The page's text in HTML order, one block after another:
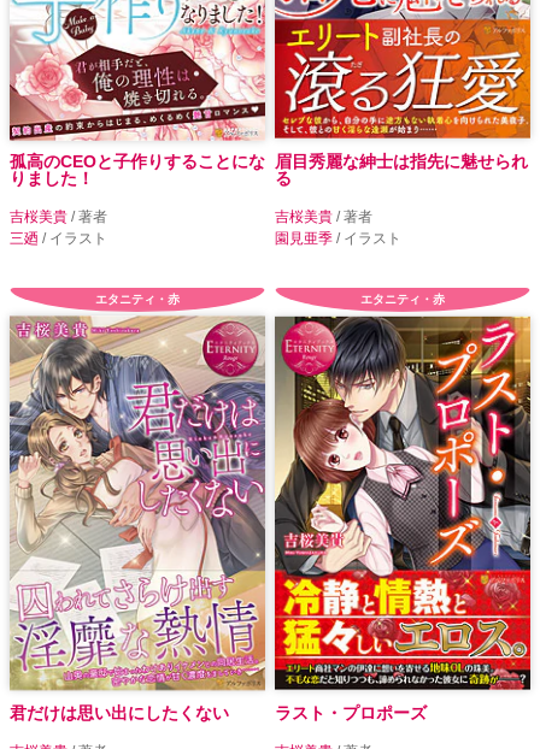
孤高のCEOと子作りすることにな
りました！
吉桜美貴 / 著者
三廼 / イラスト
眉目秀麗な紳士は指先に魅せられ
る
吉桜美貴 / 著者
園見亜季 / イラスト
エタニティ・赤
君だけは思い出にしたくない
エタニティ・赤
ラスト・プロポーズ